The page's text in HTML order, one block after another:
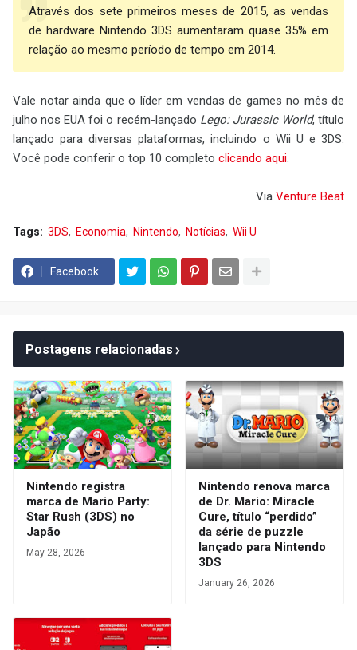
Através dos sete primeiros meses de 2015, as vendas
de hardware Nintendo 3DS aumentaram quase 35% em
relação ao mesmo período de tempo em 2014.
Vale notar ainda que o líder em vendas de games no mês de
julho nos EUA foi o recém-lançado Lego: Jurassic World, título
lançado para diversas plataformas, incluindo o Wii U e 3DS.
Você pode conferir o top 10 completo clicando aqui.
Via Venture Beat
Tags: 3DS Economia Nintendo Notícias Wii U
Facebook
Postagens relacionadas
Nintendo registra
marca de Mario Party:
Star Rush (3DS) no
Japão
May 28, 2026
Nintendo renova marca
de Dr. Mario: Miracle
Cure, título “perdido”
da série de puzzle
lançado para Nintendo
3DS
January 26, 2026